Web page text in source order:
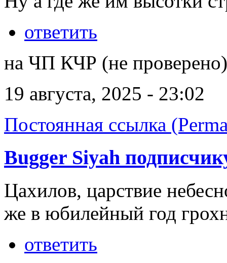
ответить
на ЧП КЧР (не проверено)
19 августа, 2025 - 23:02
Постоянная ссылка
Bugger Siyah
Цахилов, царствие
же в юбилейный год
ответить